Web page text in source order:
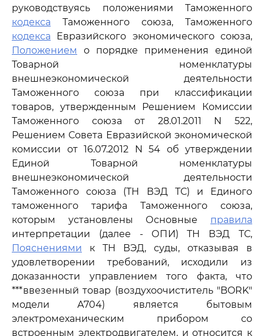
руководствуясь положениями Таможенного
кодекса Таможенного союза, Таможенного
кодекса Евразийского экономического союза,
Положением
о порядке применения единой
Товарной номенклатуры
внешнеэкономической деятельности
Таможенного союза при классификации
товаров, утвержденным Решением Комиссии
Таможенного союза от 28.01.2011 N 522,
Решением Совета Евразийской экономической
комиссии от 16.07.2012 N 54 об утверждении
Единой Товарной номенклатуры
внешнеэкономической деятельности
Таможенного союза (ТН ВЭД ТС) и Единого
таможенного тарифа Таможенного союза,
которым установлены Основные правила
интерпретации (далее - ОПИ) ТН ВЭД ТС,
Пояснениями к ТН ВЭД, суды, отказывая в
удовлетворении требований, исходили из
доказанности управлением того факта, что
***ввезенный товар (воздухоочиститель "BORK"
модели А704) является бытовым
электромеханическим прибором со
встроенным электродвигателем, и относится к